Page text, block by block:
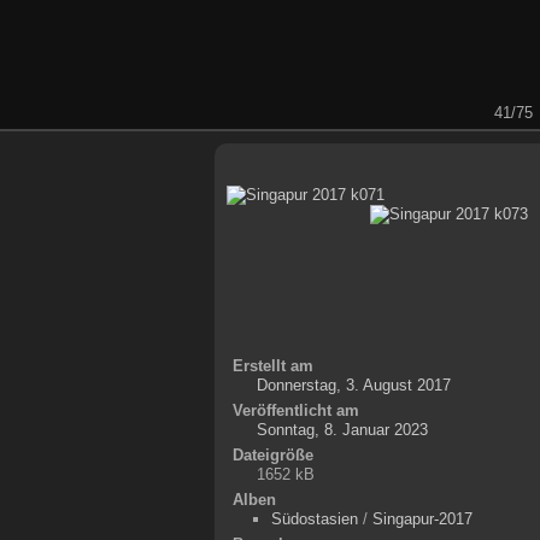
41/75
Erstellt am
Donnerstag, 3. August 2017
Veröffentlicht am
Sonntag, 8. Januar 2023
Dateigröße
1652 kB
Alben
Südostasien /Singapur-2017